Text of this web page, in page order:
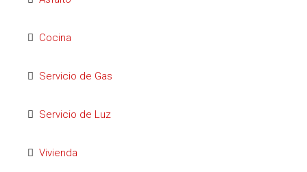
Cocina
Servicio de Gas
Servicio de Luz
Vivienda